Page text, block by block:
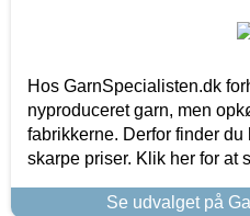
Hos GarnSpecialisten.dk
nyproduceret garn, men
fabrikkerne. Derfor finder du
skarpe priser. Klik her for at
Se udvalget på